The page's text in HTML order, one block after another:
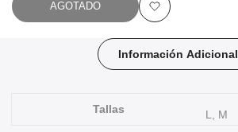
AGOTADO
Añadir
a
Información Adicional
Tallas L, M